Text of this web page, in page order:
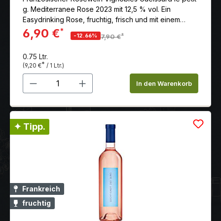
g. Mediterranee Rose 2023 mit 12,5 % vol. Ein
Easydrinking Rose, fruchtig, frisch und mit einem
guten Trinkfluss.
6,90 €*
-12.66% 7,90 €*
0.75 Ltr.
(9,20 €* / 1 Ltr.)
Produkt Anzahl: Gib denIn den Warenkorb
✦ Tipp.
Frankreich
fruchtig